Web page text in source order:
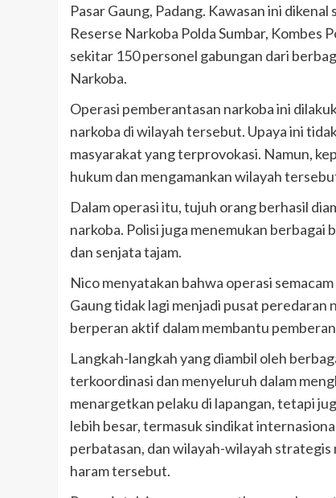
Pasar Gaung, Padang. Kawasan ini
Reserse Narkoba Polda Sumbar, Kombes
sekitar 150 personel gabungan dari
Narkoba.
Operasi pemberantasan narkoba ini
narkoba di wilayah tersebut. Upaya ini
masyarakat yang terprovokasi. Namun,
hukum dan mengamankan wilayah
Dalam operasi itu, tujuh orang berhasil
narkoba. Polisi juga menemukan berbagai
dan senjata tajam.
Nico menyatakan bahwa operasi
Gaung tidak lagi menjadi pusat peredaran
berperan aktif dalam membantu
Langkah-langkah yang diambil oleh
terkoordinasi dan menyeluruh dalam
menargetkan pelaku di lapangan, tetapi
lebih besar, termasuk sindikat
perbatasan, dan wilayah-wilayah
haram tersebut.